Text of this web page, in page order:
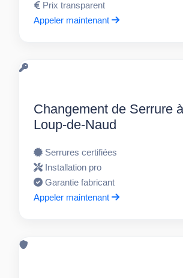
Prix transparent
Appeler maintenant
Changement de Serrure
Loup-de-Naud
Serrures certifiées
Installation pro
Garantie fabricant
Appeler maintenant